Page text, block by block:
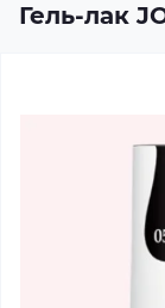
Гель-лак